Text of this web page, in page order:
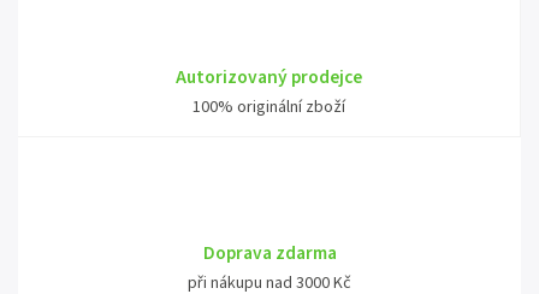
Autorizovaný prodejce
100% originální zboží
Doprava zdarma
při nákupu nad 3000 Kč